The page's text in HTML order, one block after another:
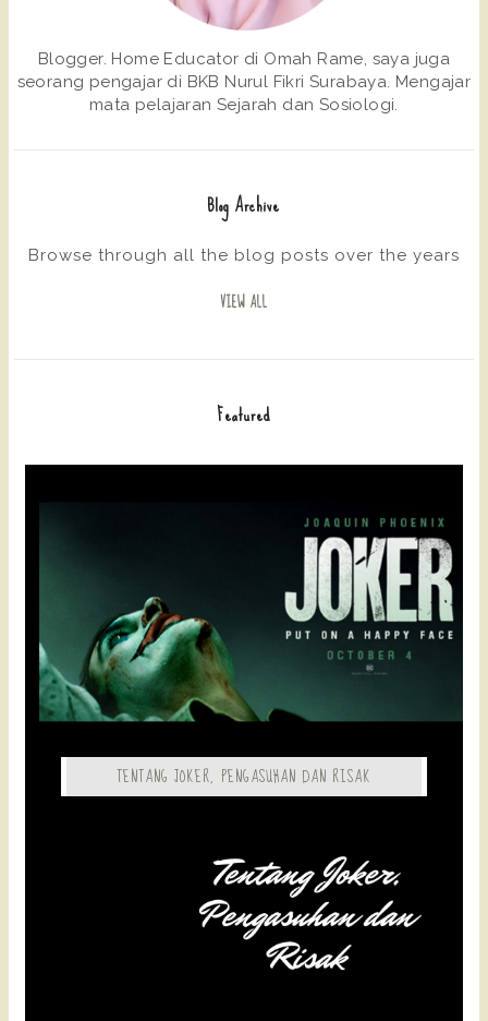
Blogger. Home Educator di Omah Rame, saya juga
seorang pengajar di BKB Nurul Fikri Surabaya. Mengajar
mata pelajaran Sejarah dan Sosiologi.
Blog Archive
Browse through all the blog posts over the years
VIEW ALL
Featured
TENTANG JOKER, PENGASUHAN DAN RISAK